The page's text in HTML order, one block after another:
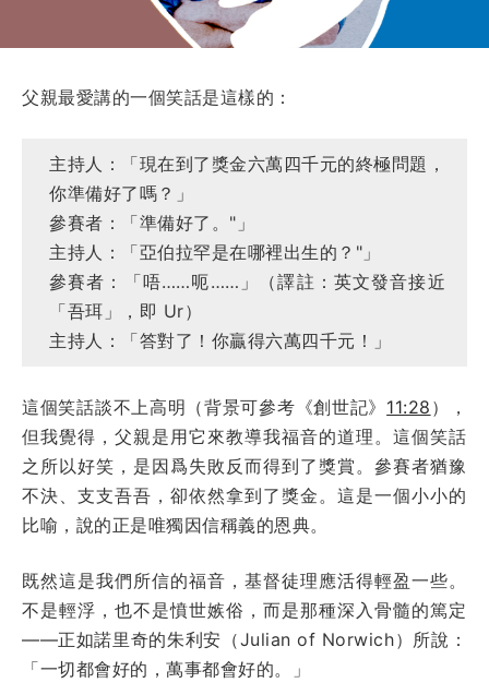
父親最愛講的一個笑話是這樣的：
主持人：「現在到了獎金六萬四千元的終極問題，
你準備好了嗎？」
參賽者：「準備好了。"」
主持人：「亞伯拉罕是在哪裡出生的？"」
參賽者：「唔……呃……」（譯註：英文發音接近
「吾珥」，即 Ur）
主持人：「答對了！你贏得六萬四千元！」
這個笑話談不上高明（背景可參考《創世記》 11:28 ），
但我覺得，父親是用它來教導我福音的道理。這個笑話
之所以好笑，是因爲失敗反而得到了獎賞。參賽者猶豫
不決、支支吾吾，卻依然拿到了獎金。這是一個小小的
比喻，說的正是唯獨因信稱義的恩典。
既然這是我們所信的福音，基督徒理應活得輕盈一些。
不是輕浮，也不是憤世嫉俗，而是那種深入骨髓的篤定
——正如諾里奇的朱利安（Julian of Norwich）所說：
「一切都會好的，萬事都會好的。」